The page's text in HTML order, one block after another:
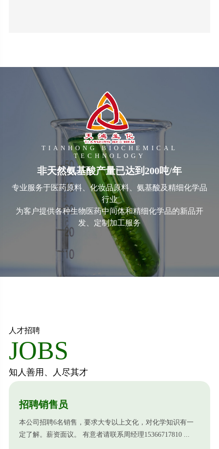
TIANHONG BIOCHEMICAL
TECHNOLOGY
非天然氨基酸产量已达到200吨/年
专业服务于医药原料、化妆品原料、氨基酸及精细化学品
行业
为客户提供各种生物医药中间体和精细化学品的新品开
发、定制加工服务
人才招聘
JOBS
知人善用、人尽其才
招聘销售员
本公司招聘6名销售，要求大专以上文化，对化学知识有一
定了解。薪资面议。 有意者请联系周经理15366717810 ...